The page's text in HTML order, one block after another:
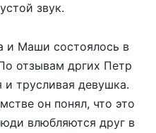
звук.
и Маши состоялось в
отзывам дргих Петр
трусливая девушка.
он понял, что это
влюбляются друг в